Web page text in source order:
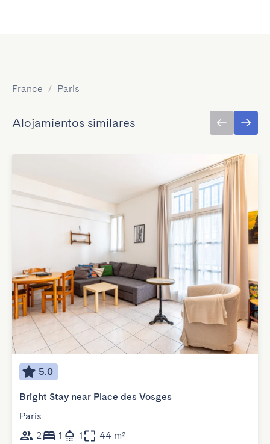
France / Paris
Alojamientos similares
5.0
Bright Stay near Place des Vosges
Paris
2
1 1 44 m²